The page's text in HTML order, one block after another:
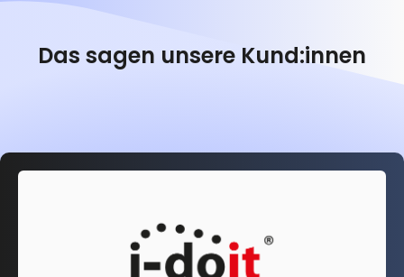
Das sagen unsere Kund:innen